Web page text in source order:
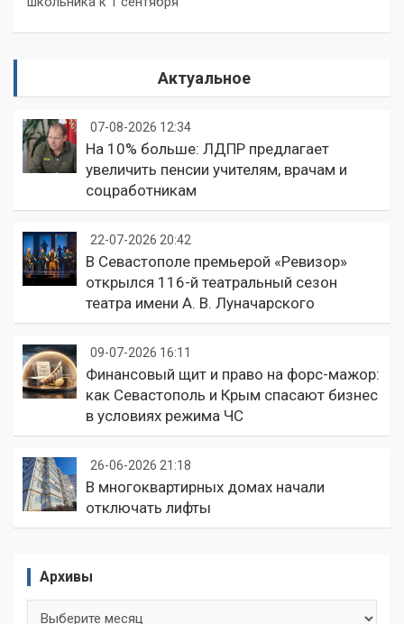
Актуальное
07-08-2026 12:34
На 10% больше: ЛДПР предлагает
увеличить пенсии учителям, врачам и
соцработникам
22-07-2026 20:42
В Севастополе премьерой «Ревизор»
открылся 116-й театральный сезон
театра имени А. В. Луначарского
09-07-2026 16:11
Финансовый щит и право на форс-мажор:
как Севастополь и Крым спасают бизнес
в условиях режима ЧС
26-06-2026 21:18
В многоквартирных домах начали
отключать лифты
Архивы